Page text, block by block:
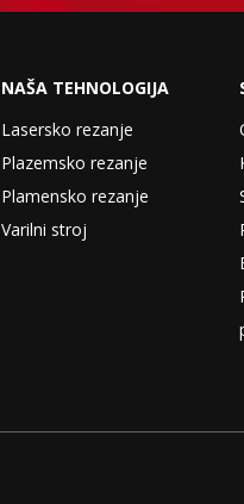
NAŠA TEHNOLOGIJA
Lasersko rezanje
Plazemsko rezanje
Plamensko rezanje
Varilni stroj